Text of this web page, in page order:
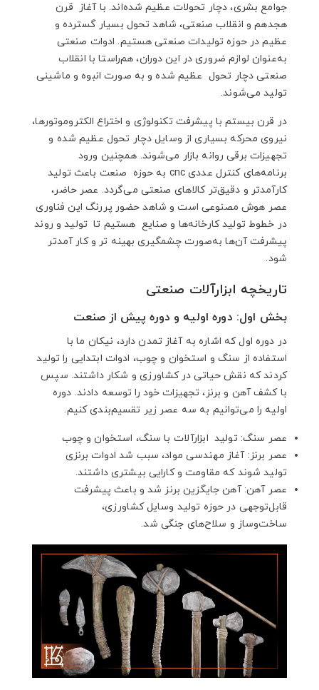
جوامع بشری، دچار تحولات عظیم شده‌اند. با آغاز قرن
هجدهم و انقلاب صنعتی، شاهد تحول بسیار گسترده و
عظیم در حوزه تولیدات صنعتی هستیم. ادوات صنعتی
به‌عنوان لوازم ضروری در این دوران، هم‌راستا با انقلاب
صنعتی دچار تحول عظیم شده و به صورت انبوه و ماشینی
تولید می‌شوند.
در قرن بیستم با پیشرفت تکنولوژی و اختراع الکتروموتورها،
نیروی محرکه بسیاری از وسایل دچار تحول عظیم شده و
تجهیزات برقی روانه بازار می‌شوند. همچنین ورود
برنامه‌های کنترل عددی cnc به حوزه صنعت باعث تولید
کارآمدتر و دقیق‌تر کالاهای صنعتی می‌گردد. عصر حاضر،
عصر هوش مصنوعی است و شاهد حضور پررنگ این فناوری
در خطوط تولید کارخانه‌ها و صنایع هستیم تا تولید و روند
پیشرفت آن‌ها به‌صورت چشمگیری بهینه تر و کار آمدتر
شود.
تاریخچه ابزارآلات صنعتی
بخش اول: دوره اولیه و دوره پیش از صنعت
در دوره اول که اشاره به آغاز تمدن دارد، نیکان ما با
استفاده از سنگ و استخوان و چوب، ادوات ابتدایی را تولید
کردند که نقش حیاتی در کشاورزی و شکار داشتند. سپس
با کشف آهن و برنز، تجهیزات خود را توسعه دادند. دوره
اولیه را می‌توانیم به سه عصر زیر تقسیم‌بندی کنیم.
عصر سنگ: تولید ابزارآلات با سنگ، استخوان و چوب
عصر برنز: آغاز مهندسی مواد، سبب شد ادوات برنزی
تولید شوند که مقاومت و کارایی بیشتری داشتند.
عصر آهن: آهن جایگزین برنز شد و باعث پیشرفت
قابل‌توجهی در حوزه تولید وسایل کشاورزی،
ساخت‌وساز و سلاح‌های جنگی شد.